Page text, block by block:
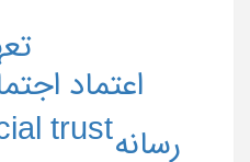
trust
اعتماد
رسانه